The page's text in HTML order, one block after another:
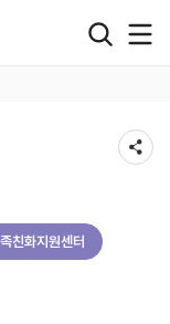
친화지원센터